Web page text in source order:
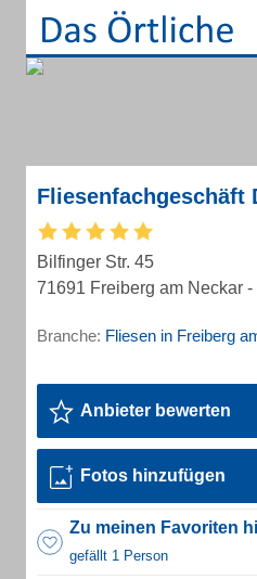
Fliesenfachgeschäft
Bilfinger Str. 45
71691 Freiberg am Neckar
Branche: Fliesen in Freiberg
Anbieter bewerten
Fotos hinzufügen
Zu meinen Favoriten
gefällt 1 Person